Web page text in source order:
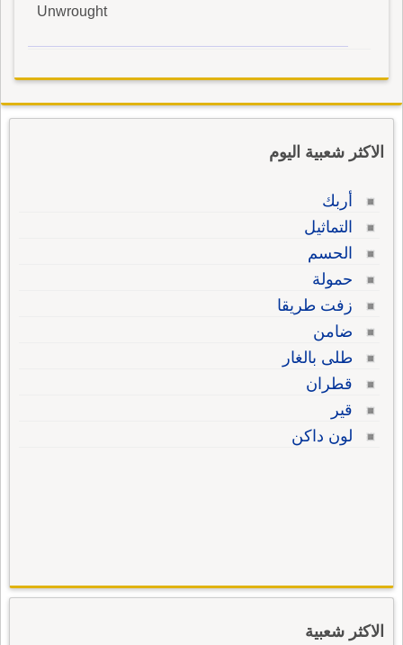
Unwrought
الاكثر شعبية اليوم
أربك
التماثيل
الحسم
حمولة
زفت طريقا
ضامن
طلى بالغار
قطران
قير
لون داكن
الاكثر شعبية